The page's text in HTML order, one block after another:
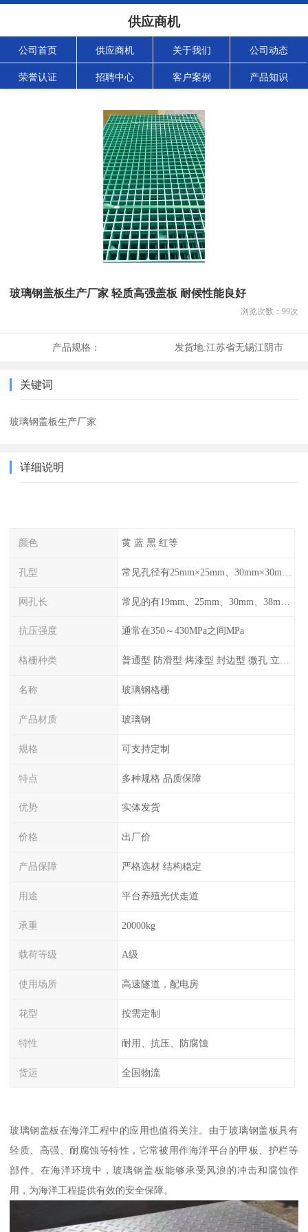
供应商机
公司首页 供应商机 关于我们 公司动态
荣誉认证 招聘中心 客户案例 产品知识
玻璃钢盖板生产厂家 轻质高强盖板 耐候性能良好
浏览次数： 99次
产品规格： 发货地:江苏省无锡江阴市
关键词
玻璃钢盖板生产厂家
详细说明
颜色 黄 蓝 黑 红等
孔型
网孔长
抗压强度 通常在350～430MPa之间MPa
格栅种类 普通型 防滑型 ‌烤漆型 封边型 ‌微孔 立体 加砂覆面型 平面型
名称 玻璃钢格栅
产品材质 玻璃钢
规格 可支持定制
特点 多种规格 品质保障
优势 实体发货
价格 出厂价
产品保障 严格选材 结构稳定
用途 平台养殖光伏走道
承重 20000kg
载荷等级 A级
使用场所 高速隧道，配电房
花型 按需定制
特性 耐用、抗压、防腐蚀
货运 全国物流
玻璃钢盖板在海洋工程中的应用也值得关注。由于玻璃钢盖板具有
轻质、高强、耐腐蚀等特性，它常被用作海洋平台的甲板、护栏等
部件。在海洋环境中，玻璃钢盖板能够承受风浪的冲击和腐蚀作
用，为海洋工程提供有效的安全保障。